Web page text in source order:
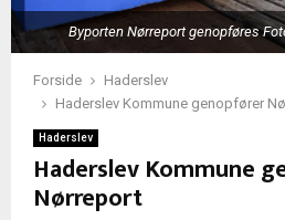
Byporten Nørreport genopføres
Forside
Haderslev
Haderslev Kommune genopfører
Haderslev
Haderslev Kommune
Nørreport